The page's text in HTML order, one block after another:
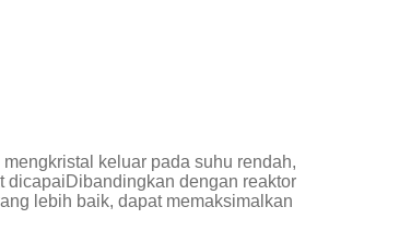
keluar pada suhu rendah,
dicapaiDibandingkan dengan reaktor
lebih baik, dapat memaksimalkan